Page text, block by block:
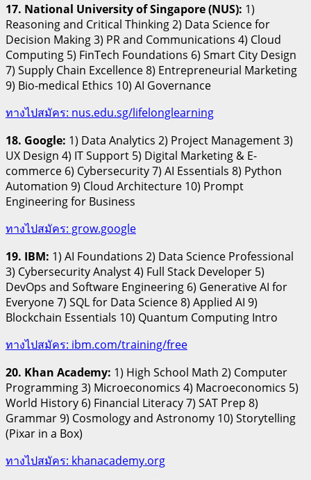
17. National University of Singapore (NUS): 1)
Reasoning and Critical Thinking 2) Data Science for
Decision Making 3) PR and Communications 4) Cloud
Computing 5) FinTech Foundations 6) Smart City Design
7) Supply Chain Excellence 8) Entrepreneurial Marketing
9) Bio-medical Ethics 10) AI Governance
ทางไปสมัคร: nus.edu.sg/lifelonglearning
18. Google: 1) Data Analytics 2) Project Management 3)
UX Design 4) IT Support 5) Digital Marketing & E-
commerce 6) Cybersecurity 7) AI Essentials 8) Python
Automation 9) Cloud Architecture 10) Prompt
Engineering for Business
ทางไปสมัคร: grow.google
19. IBM: 1) AI Foundations 2) Data Science Professional
3) Cybersecurity Analyst 4) Full Stack Developer 5)
DevOps and Software Engineering 6) Generative AI for
Everyone 7) SQL for Data Science 8) Applied AI 9)
Blockchain Essentials 10) Quantum Computing Intro
ทางไปสมัคร: ibm.com/training/free
20. Khan Academy: 1) High School Math 2) Computer
Programming 3) Microeconomics 4) Macroeconomics 5)
World History 6) Financial Literacy 7) SAT Prep 8)
Grammar 9) Cosmology and Astronomy 10) Storytelling
(Pixar in a Box)
ทางไปสมัคร: khanacademy.org